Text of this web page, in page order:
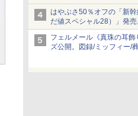
当選無効分
はやぶさ50％オフの「新
だ値スペシャル28）」発
ねっと限定
フェルメール《真珠の耳飾
ズ公開。図録/ミッフィー/